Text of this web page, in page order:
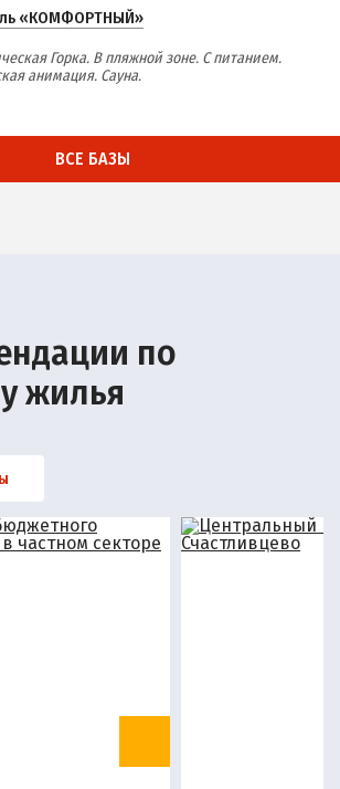
«КОМФОРТНЫЙ»
Горка. В пляжной зоне. С питанием.
анимация. Сауна.
ВСЕ БАЗЫ
по
жилья